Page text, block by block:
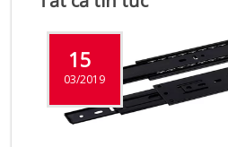
15
03/2019